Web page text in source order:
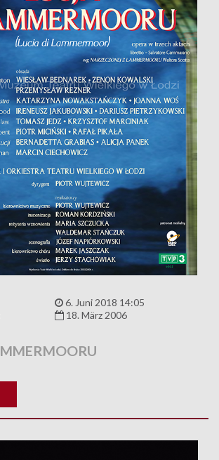
6. Juni 2018 14:05
18. März 2006